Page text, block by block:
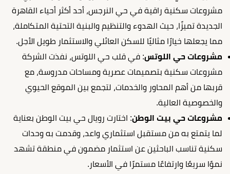
مشروعات سكنية راقية في حي النرجس، أحد أكثر أحياء القاهرة
الجديدة تميزًا، حيث الهدوء والتنظيم والبنية التحتية المتكاملة،
مما يجعلها خيارًا مثاليًا للسكن العائلي والاستثمار طويل الأجل.
مشروعات حي اللوتس: في قلب حي اللوتس، نفذت الشركة
مشروعات سكنية بتصميمات عصرية ومساحات مدروسة، مع
قربها من أهم المحاور والخدمات، لتجمع بين الموقع الحيوي
والخصوصية العالية.
مشروعات حي بيت الوطن: اختارت رويال حي بيت الوطن بعناية
لما يتمتع به من مستقبل استثماري واعد، وقدمت به وحدات
سكنية تناسب الباحثين عن استثمار مضمون في منطقة تشهد
نموًا سريعًا وارتفاعًا مستمرًا في الأسعار.